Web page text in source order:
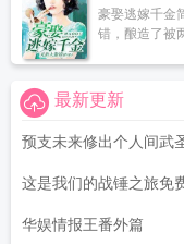
豪娶逃嫁千金
错，酿造了被
最新更新
预支未来修出个人间武
这是我们的战锤之旅免
华娱情报王番外篇